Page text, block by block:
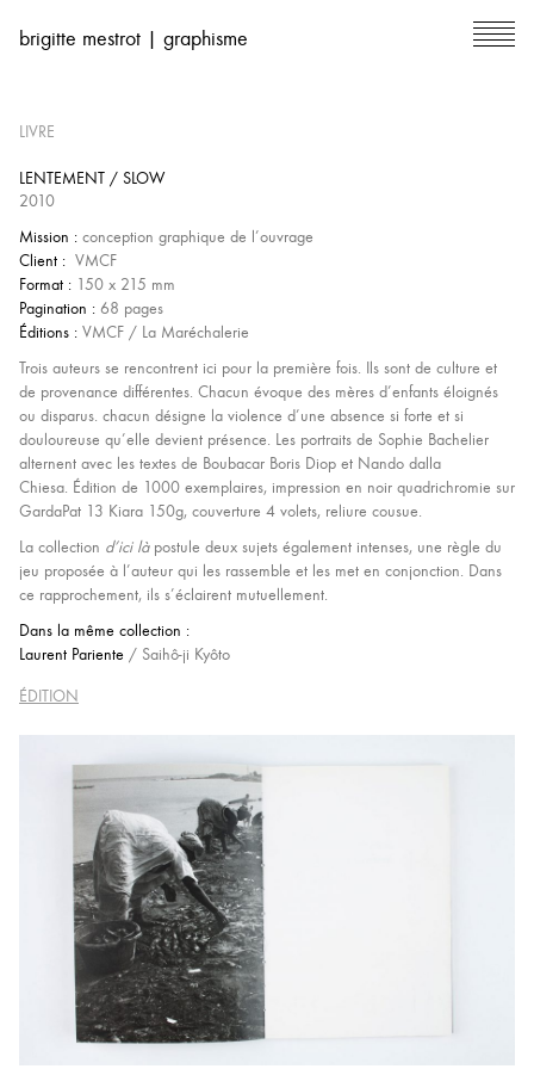
brigitte mestrot | graphisme
LIVRE
LENTEMENT / SLOW
2010
Mission : conception graphique de l’ouvrage
Client : VMCF
Format : 150 x 215 mm
Pagination : 68 pages
Éditions : VMCF / La Maréchalerie
Trois auteurs se rencontrent ici pour la première fois. Ils sont de culture et
de provenance différentes. Chacun évoque des mères d’enfants éloignés
ou disparus. chacun désigne la violence d’une absence si forte et si
douloureuse qu’elle devient présence. Les portraits de Sophie Bachelier
alternent avec les textes de Boubacar Boris Diop et Nando dalla
Chiesa. Édition de 1000 exemplaires, impression en noir quadrichromie sur
GardaPat 13 Kiara 150g, couverture 4 volets, reliure cousue.
La collection d’ici làpostule deux sujets également intenses, une règle du
jeu proposée à l’auteur qui les rassemble et les met en conjonction. Dans
ce rapprochement, ils s’éclairent mutuellement.
Dans la même collection :
Laurent Pariente / Saihô-ji Kyôto
ÉDITION